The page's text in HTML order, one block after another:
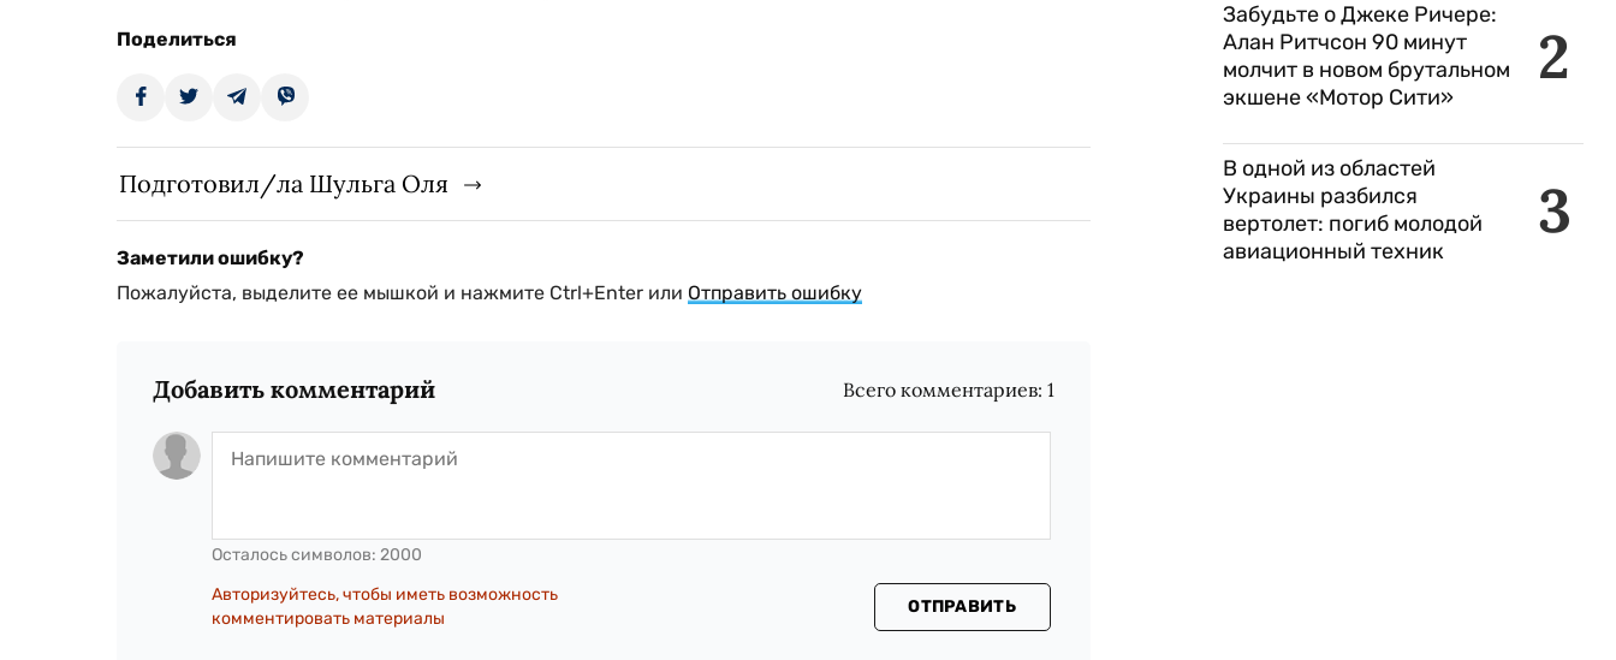
Поделиться
Подготовил/ла Шульга Оля
Заметили ошибку?
Пожалуйста, выделите ее мышкой и нажмите Ctrl+Enter или Отправить ошибку
Добавить комментарий Всего комментариев:1
Осталось символов: 2000
Авторизуйтесь, чтобы иметь возможность
комментировать материалы
ОТПРАВИТЬ
2
Забудьте о Джеке Ричере:
Алан Ритчсон 90 минут
молчит в новом брутальном
экшене «Мотор Сити»
3
В одной из областей
Украины разбился
вертолет: погиб молодой
авиационный техник